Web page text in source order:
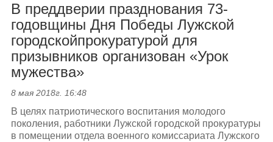
В преддверии празднования 73-
годовщины Дня Победы Лужской
городскойпрокуратурой для
призывников организован «Урок
мужества»
8 мая 2018г. 16:48
В целях патриотического воспитания молодого
поколения, работники Лужской городской прокуратуры
в помещении отдела военного комиссариата Лужского